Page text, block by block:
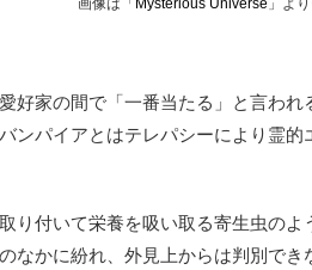
画像は「 Mysterious Universe 」よ
好家の間で「一番当たる」と言われ
ンパイアとはテレパシーにより霊
り付いて栄養を吸い取る寄生虫のよ
なかに紛れ、外見上からは判別でき